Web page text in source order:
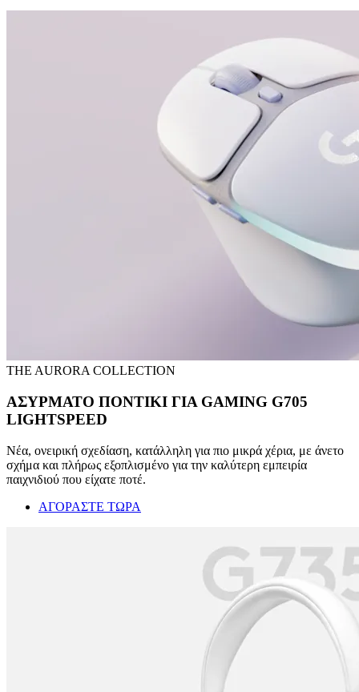
THE AURORA COLLECTION
ΑΣΥΡΜΑΤΟ ΠΟΝΤΙΚΙ ΓΙΑ GAMING G705
LIGHTSPEED
Νέα, ονειρική σχεδίαση, κατάλληλη για πιο μικρά χέρια, με άνετο
σχήμα και πλήρως εξοπλισμένο για την καλύτερη εμπειρία
παιχνιδιού που είχατε ποτέ.
ΑΓΟΡΑΣΤΕ ΤΩΡΑ